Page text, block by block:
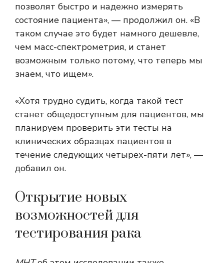
позволят быстро и надежно измерять
состояние пациента», — продолжил он. «В
таком случае это будет намного дешевле,
чем масс-спектрометрия, и станет
возможным только потому, что теперь мы
знаем, что ищем».
«Хотя трудно судить, когда такой тест
станет общедоступным для пациентов, мы
планируем проверить эти тесты на
клинических образцах пациентов в
течение следующих четырех-пяти лет», —
добавил он.
Открытие новых
возможностей для
тестирования рака